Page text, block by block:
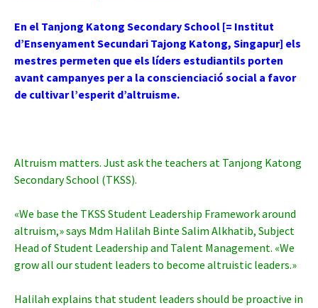
En el Tanjong Katong Secondary School [= Institut
d’Ensenyament Secundari Tajong Katong, Singapur] els
mestres permeten que els líders estudiantils porten
avant campanyes per a la conscienciació social a favor
de cultivar l’esperit d’altruisme.
Altruism matters. Just ask the teachers at Tanjong Katong
Secondary School (TKSS).
«We base the TKSS Student Leadership Framework around
altruism,» says Mdm Halilah Binte Salim Alkhatib, Subject
Head of Student Leadership and Talent Management. «We
grow all our student leaders to become altruistic leaders.»
Halilah explains that student leaders should be proactive in